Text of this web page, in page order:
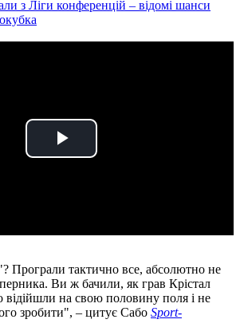
з Ліги конференцій – відомі шанси
Play
Програли тактично все, абсолютно не
Ви ж бачили, як грав Крістал
відійшли на свою половину поля і не
зробити", – цитує Сабо Sport-